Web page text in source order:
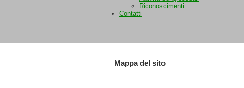
Riconoscimenti
Contatti
Mappa del sito